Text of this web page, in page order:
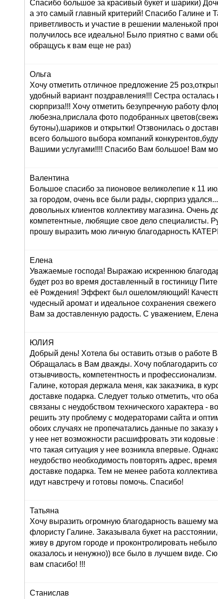
Спасибо большое за красивый букет и шарики)
а это самый главный критерий! Спасибо Галине и
приветливость и участие в решении маленькой
получилось все идеально! Было приятно с вами
обращусь к вам еще не раз)
Ольга
Хочу отметить отличное предложение 25
удобный вариант поздравления!!! Сестра осталась
сюрприза!!! Хочу отметить безупречную работу
любезна,прислала фото подобранных
бутоны),шариков и открытки! Отзвонилась о
всего большого выбора компаний
Вашими услугами!!!! Спасибо Вам большое! Вам
Валентина
Большое спасибо за пионовое великолепие к 11
за городом, очень все были рады, сюрприз
довольных клиентов коллективу магазина. Очень
компетентные, любящие свое дело специалисты.
прошу выразить мою личную благодарность
Елена
Уважаемые господа! Выражаю искреннюю
будет роз во время доставленный в гостиницу
её Рождения! Эффект был ошеломляющий!
чудесный аромат и идеальное сохранения
Вам за доставленную радость. С уважением,
ЮЛИЯ
Добрый день! Хотела бы оставить отзыв о работе
Обращалась в Вам дважды. Хочу поблагодарить
отзывчивость, компетентность и
Галине, которая держала меня, как заказчика, в
доставке подарка. Следует только отметить, что
связаны с неудобством технического характера -
решить эту проблему с модераторами сайта и
обоих случаях не пропечатались данные по заказу
у нее нет возможности расшифровать эти кодовые
что такая ситуация у нее возникла впервые.
неудобство необходимость повторять адрес,
доставке подарка. Тем не менее работа
идут навстречу и готовы помочь. Спасибо!
Татьяна
Хочу выразить огромную благодарность вашему
флористу Галине. Заказывала букет на
живу в другом городе и проконтролировать
оказалось и ненужно)) все было в лучшем виде.
вам спасибо! !!!
Станислав